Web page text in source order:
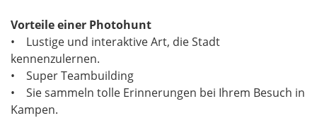
Vorteile einer Photohunt
• Lustige und interaktive Art, die Stadt
kennenzulernen.
• Super Teambuilding
• Sie sammeln tolle Erinnerungen bei Ihrem Besuch in
Kampen.